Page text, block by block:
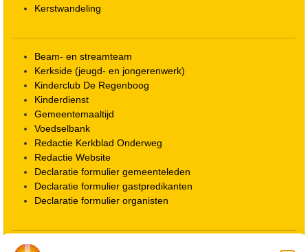
Kerstwandeling
Beam- en streamteam
Kerkside (jeugd- en jongerenwerk)
Kinderclub De Regenboog
Kinderdienst
Gemeentemaaltijd
Voedselbank
Redactie Kerkblad Onderweg
Redactie Website
Declaratie formulier gemeenteleden
Declaratie formulier gastpredikanten
Declaratie formulier organisten
Locatie kerk